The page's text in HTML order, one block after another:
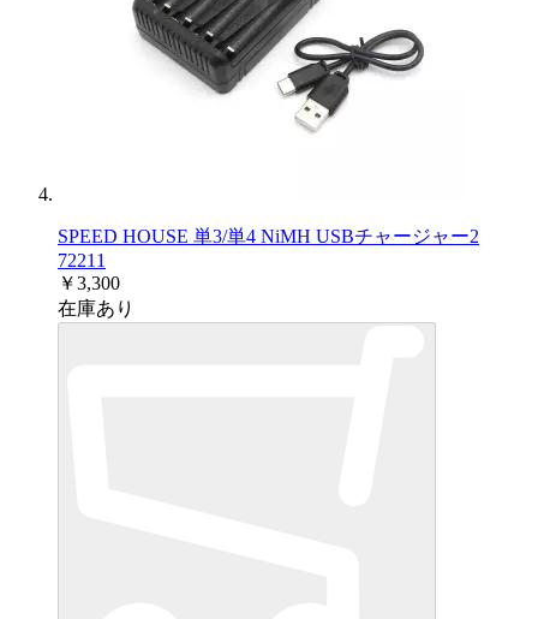
SPEED HOUSE 単3/単4 NiMH USBチャージャー2
72211
￥3,300
在庫あり